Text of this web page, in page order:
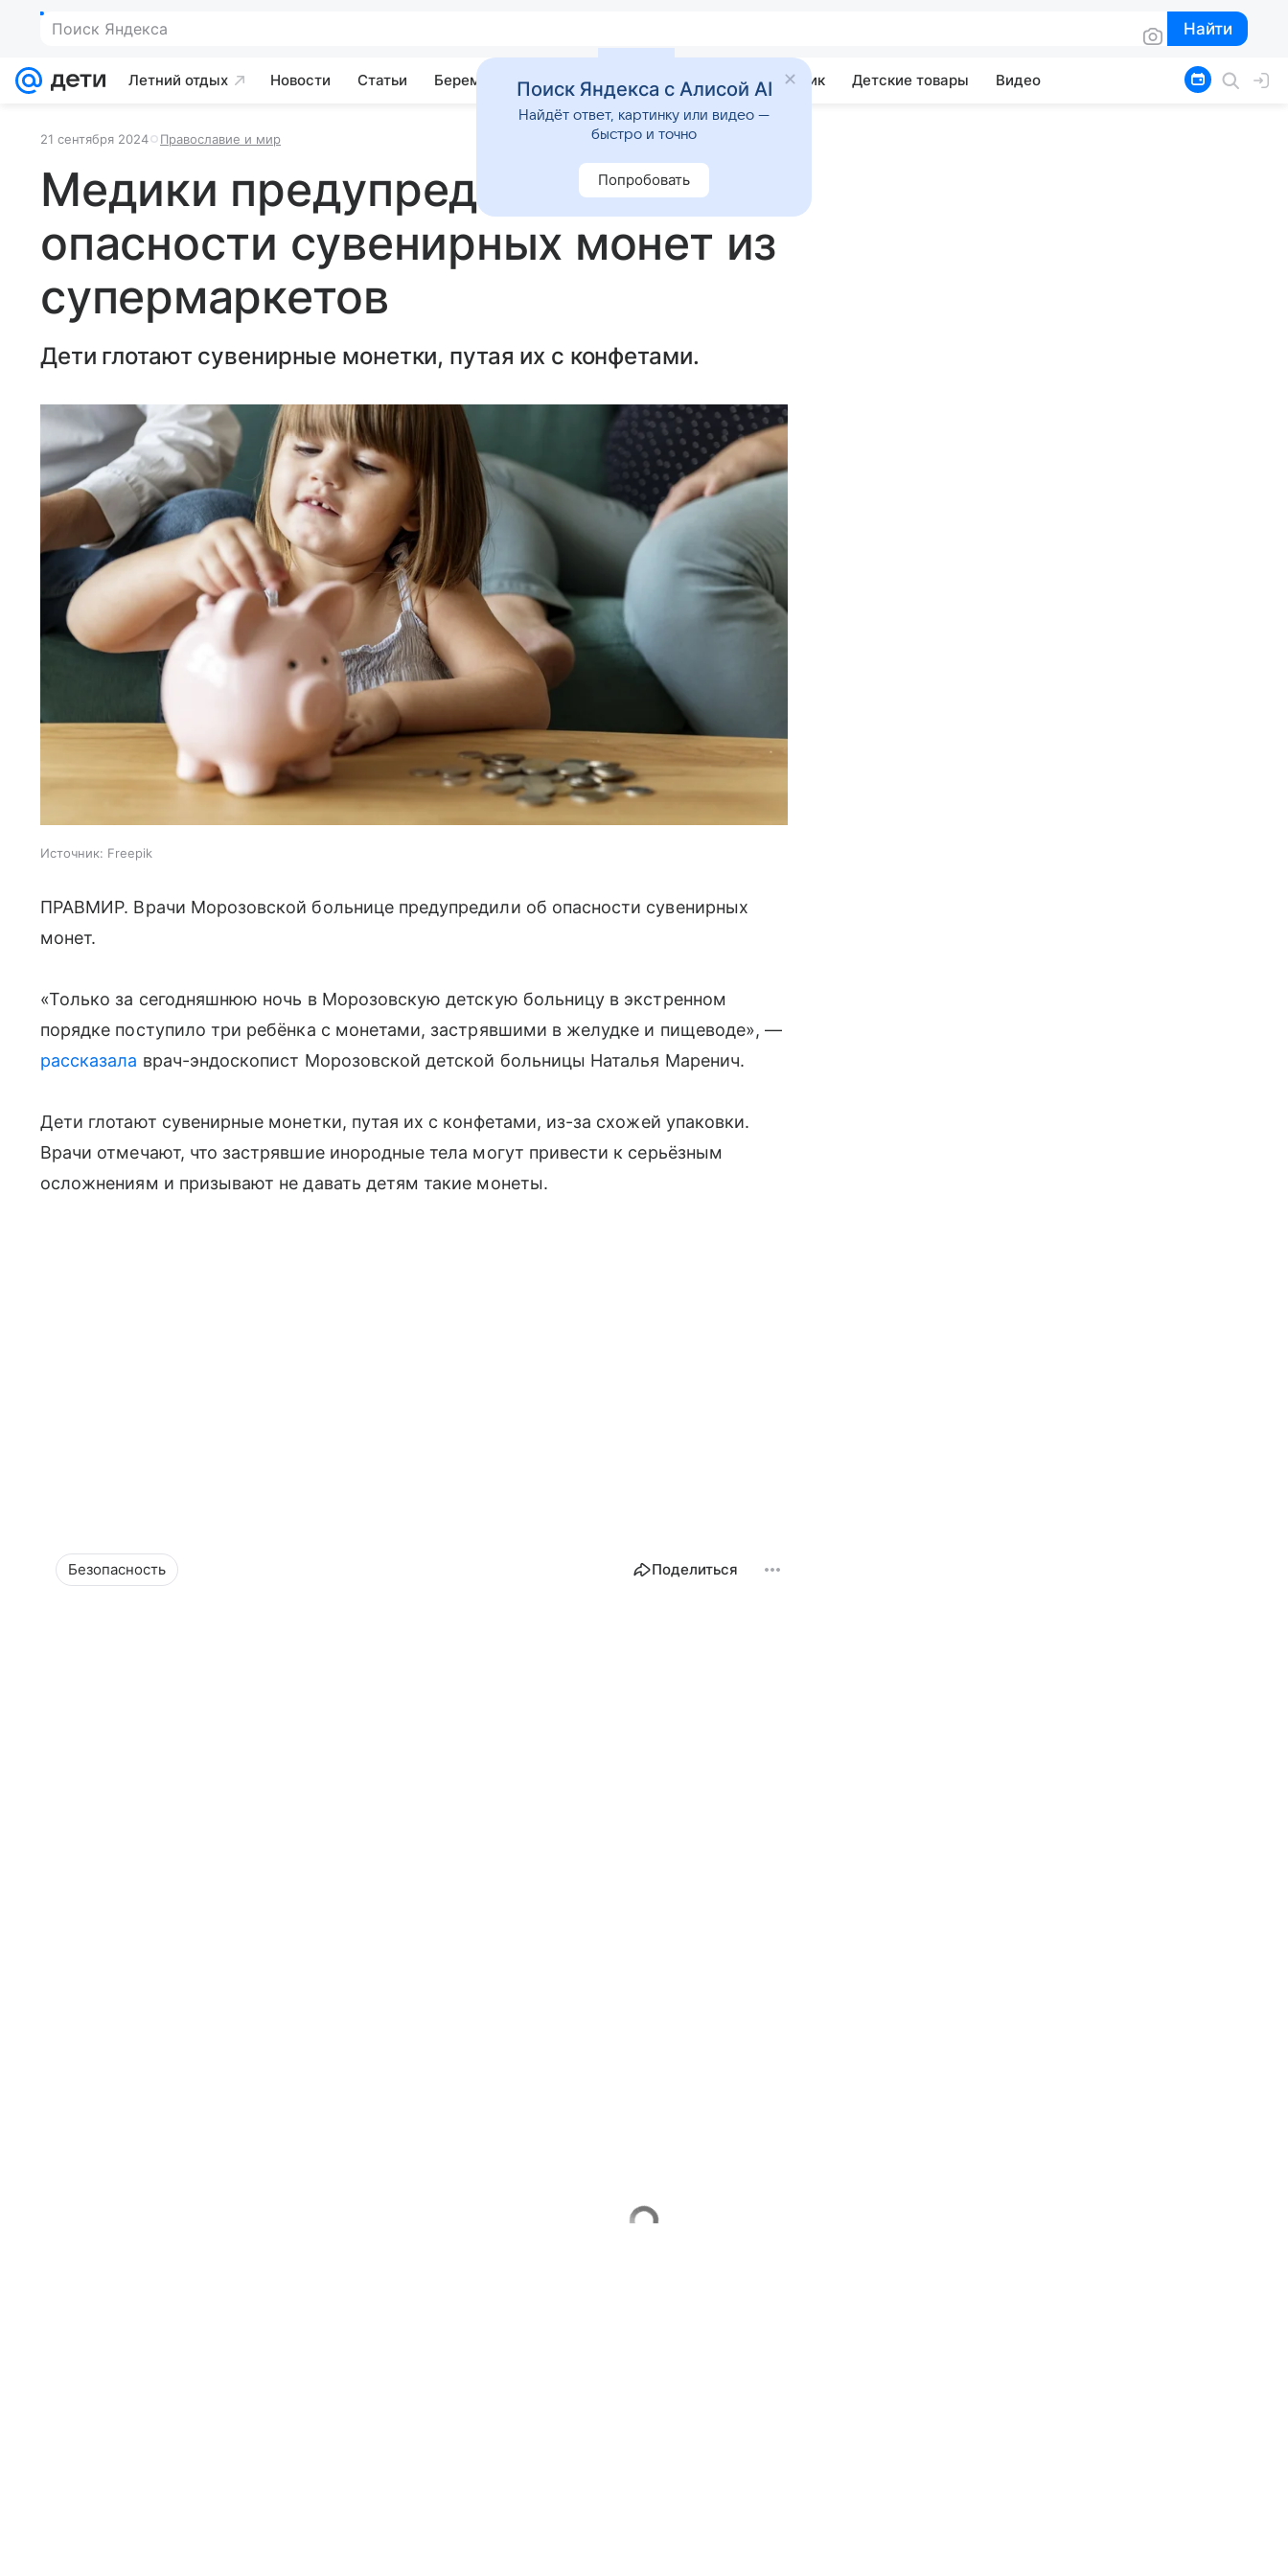
Поиск Яндекса Найти
Найти
Летний отдых Новости Статьи Беременность Развитие Почемучка Учебник Детские товары Видео
21 сентября 2024 Православие и мир
Медики предупредили об
опасности сувенирных монет из
супермаркетов
Дети глотают сувенирные монетки, путая их с конфетами.
Источник: Freepik
ПРАВМИР. Врачи Морозовской больнице предупредили об опасности сувенирных
монет.
«Только за сегодняшнюю ночь в Морозовскую детскую больницу в экстренном
порядке поступило три ребёнка с монетами, застрявшими в желудке и пищеводе», —
рассказала врач-эндоскопист Морозовской детской больницы Наталья Маренич.
Дети глотают сувенирные монетки, путая их с конфетами, из-за схожей упаковки.
Врачи отмечают, что застрявшие инородные тела могут привести к серьёзным
осложнениям и призывают не давать детям такие монеты.
Безопасность Поделиться
Поиск Яндекса с Алисой AI
Найдёт ответ, картинку или видео —
быстро и точно
Попробовать